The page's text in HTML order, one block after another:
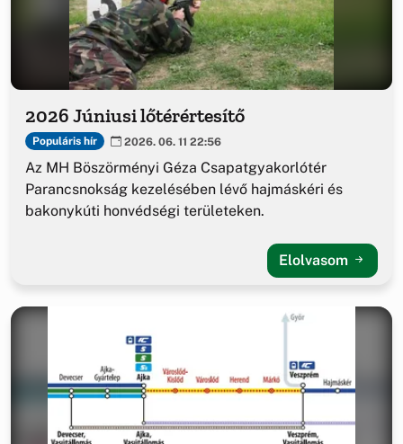
2026 Júniusi lőtérértesítő
Populáris hír 2026. 06. 11 22:56
Az MH Böszörményi Géza Csapatgyakorlótér
Parancsnokság kezelésében lévő hajmáskéri és
bakonykúti honvédségi területeken.
Elolvasom